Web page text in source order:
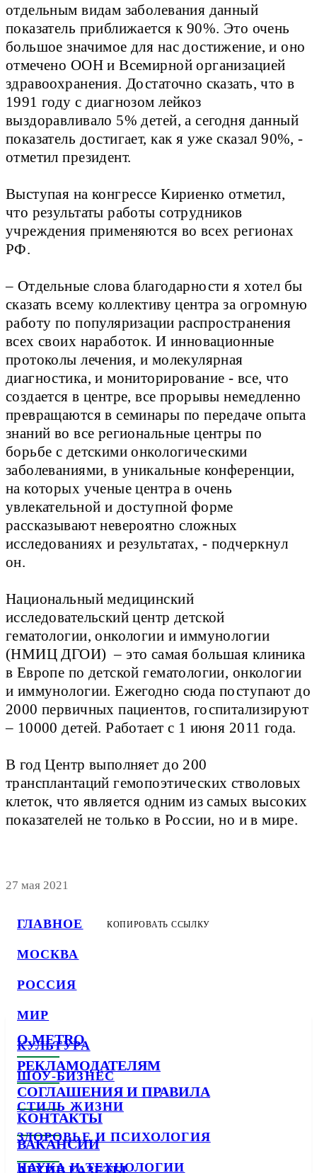
ГЛАВНОЕ
МОСКВА
РОССИЯ
МИР
КУЛЬТУРА
ШОУ-БИЗНЕС
СТИЛЬ ЖИЗНИ
ЗДОРОВЬЕ И ПСИХОЛОГИЯ
НАУКА И ТЕХНОЛОГИИ
отдельным видам заболевания данный
показатель приближается к 90%. Это очень
большое значимое для нас достижение, и оно
отмечено ООН и Всемирной организацией
здравоохранения. Достаточно сказать, что в
1991 году с диагнозом лейкоз
выздоравливало 5% детей, а сегодня данный
показатель достигает, как я уже сказал 90%, -
отметил президент.
Выступая на конгрессе Кириенко отметил,
что результаты работы сотрудников
учреждения применяются во всех регионах
РФ.
– Отдельные слова благодарности я хотел бы
сказать всему коллективу центра за огромную
работу по популяризации распространения
всех своих наработок. И инновационные
протоколы лечения, и молекулярная
диагностика, и мониторирование - все, что
создается в центре, все прорывы немедленно
превращаются в семинары по передаче опыта
знаний во все региональные центры по
борьбе с детскими онкологическими
заболеваниями, в уникальные конференции,
на которых ученые центра в очень
увлекательной и доступной форме
рассказывают невероятно сложных
исследованиях и результатах, - подчеркнул
он.
Национальный медицинский
исследовательский центр детской
гематологии, онкологии и иммунологии
(НМИЦ ДГОИ) – это самая большая клиника
в Европе по детской гематологии, онкологии
и иммунологии. Ежегодно сюда поступают до
2000 первичных пациентов, госпитализируют
– 10000 детей. Работает с 1 июня 2011 года.
В год Центр выполняет до 200
трансплантаций гемопоэтических стволовых
клеток, что является одним из самых высоких
показателей не только в России, но и в мире.
27 мая 2021
КОПИРОВАТЬ ССЫЛКУ
О METRO
РЕКЛАМОДАТЕЛЯМ
СОГЛАШЕНИЯ И ПРАВИЛА
КОНТАКТЫ
ВАКАНСИИ